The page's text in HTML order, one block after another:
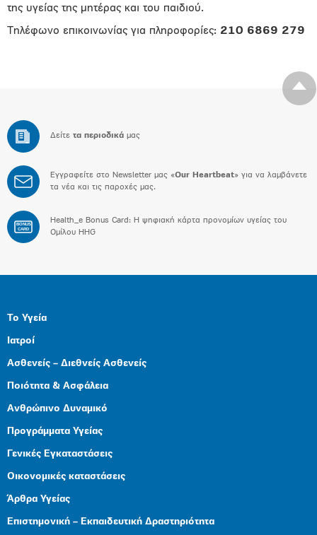
της υγείας της μητέρας και του παιδιού.
Τηλέφωνο επικοινωνίας για πληροφορίες: 210 6869 279
Δείτε τα περιοδικά μας
Εγγραφείτε στο Newsletter μας «Our Heartbeat» για να λαμβάνετε
τα νέα και τις παροχές μας.
BONUS
CARD
Health_e Bonus Card: H ψηφιακή κάρτα προνομίων υγείας του
Ομίλου HHG
Το Υγεία
Ιατροί
Ασθενείς – Διεθνείς Ασθενείς
Ποιότητα & Ασφάλεια
Ανθρώπινο Δυναμικό
Προγράμματα Υγείας
Γενικές Εγκαταστάσεις
Οικονομικές καταστάσεις
Άρθρα Υγείας
Επιστημονική – Εκπαιδευτική Δραστηριότητα